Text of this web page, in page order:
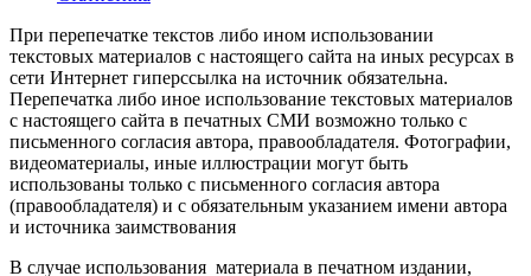
При перепечатке текстов либо ином использовании
текстовых материалов с настоящего сайта на иных ресурсах в
сети Интернет гиперссылка на источник обязательна.
Перепечатка либо иное использование текстовых материалов
с настоящего сайта в печатных СМИ возможно только с
письменного согласия автора, правообладателя. Фотографии,
видеоматериалы, иные иллюстрации могут быть
использованы только с письменного согласия автора
(правообладателя) и с обязательным указанием имени автора
и источника заимствования
В случае использования материала в печатном издании,